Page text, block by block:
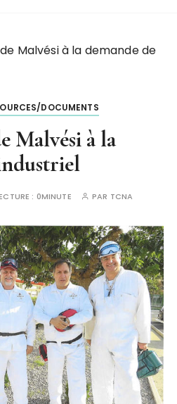
Malvési à la demande de
DOCUMENTS
Malvési à la
: 0MINUTE PAR TCNA